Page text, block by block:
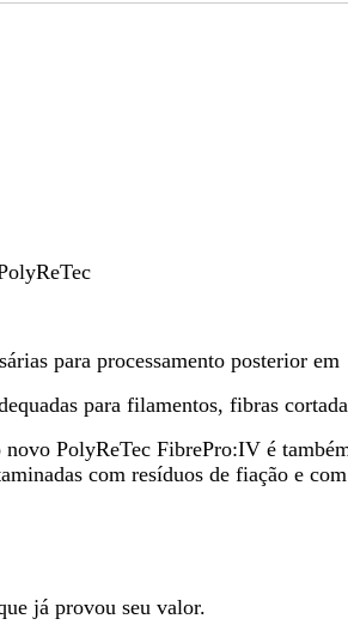
para processamento posterior em
para filamentos, fibras
PolyReTec FibrePro:IV é
com resíduos de fiação e
já provou seu valor.